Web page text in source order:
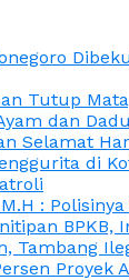
Tutup
dan
Selamat
di
M.H :
Tambang
Proyek